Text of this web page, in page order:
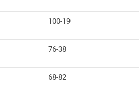
100-19
76-38
68-82